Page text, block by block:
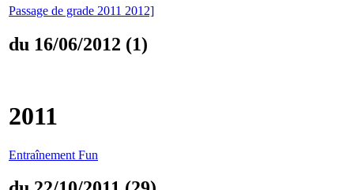
Passage de grade 2011 2012]
du 16/06/2012 (1)
2011
Entraînement Fun